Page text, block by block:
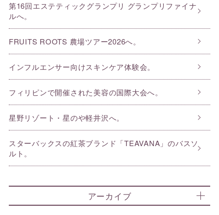
第16回エステティックグランプリ グランプリファイナ
ルへ。
FRUITS ROOTS 農場ツアー2026へ。
インフルエンサー向けスキンケア体験会。
フィリピンで開催された美容の国際大会へ。
星野リゾート・星のや軽井沢へ。
スターバックスの紅茶ブランド「TEAVANA」のバスソ
ルト。
アーカイブ